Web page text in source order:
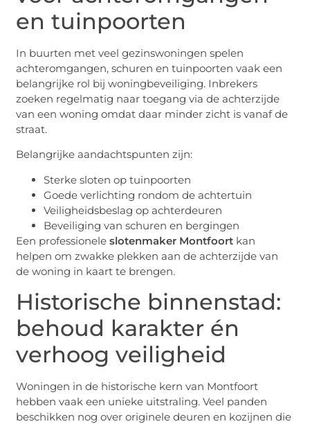
en tuinpoorten
In buurten met veel gezinswoningen spelen
achteromgangen, schuren en tuinpoorten vaak een
belangrijke rol bij woningbeveiliging. Inbrekers
zoeken regelmatig naar toegang via de achterzijde
van een woning omdat daar minder zicht is vanaf de
straat.
Belangrijke aandachtspunten zijn:
Sterke sloten op tuinpoorten
Goede verlichting rondom de achtertuin
Veiligheidsbeslag op achterdeuren
Beveiliging van schuren en bergingen
Een professioneleslotenmaker Montfoort kan
helpen om zwakke plekken aan de achterzijde van
de woning in kaart te brengen.
Historische binnenstad:
behoud karakter én
verhoog veiligheid
Woningen in de historische kern van Montfoort
hebben vaak een unieke uitstraling. Veel panden
beschikken nog over originele deuren en kozijnen die